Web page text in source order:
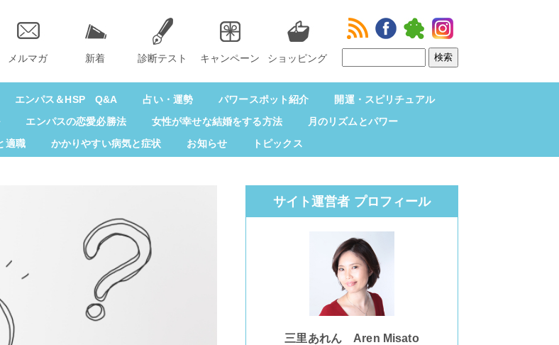
メルマガ 新着 診断テスト キャンペーン ショッピング
エンパス＆HSP Q&A 占い・運勢 パワースポット紹介
開運・スピリチュアル
エンパスの恋愛必勝法 女性が幸せな結婚をする方法
月のリズムとパワー
適職 かかりやすい病気と症状 お知らせ トピックス
サイト運営者 プロフィール
三里あれん Aren Misato